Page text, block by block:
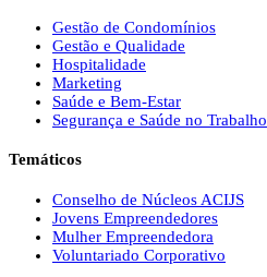
Gestão de Condomínios
Gestão e Qualidade
Hospitalidade
Marketing
Saúde e Bem-Estar
Segurança e Saúde no Trabalho
Temáticos
Conselho de Núcleos ACIJS
Jovens Empreendedores
Mulher Empreendedora
Voluntariado Corporativo